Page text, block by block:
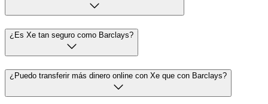
¿Es Xe tan seguro como Barclays?
¿Puedo transferir más dinero online con Xe que con Barclays?